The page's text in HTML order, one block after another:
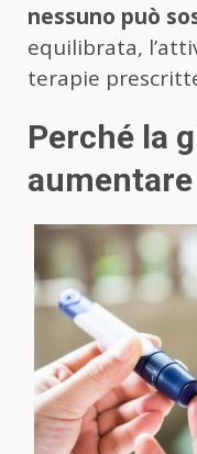
nessuno può
equilibrata,
terapie
Perché la
aumentare